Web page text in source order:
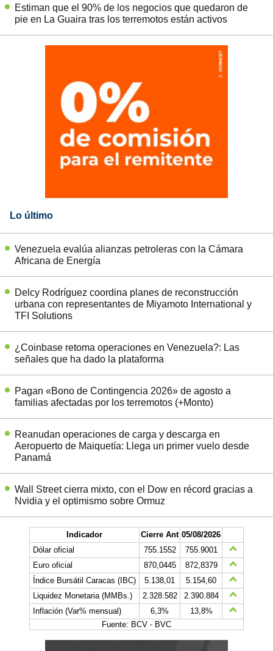
Estiman que el 90% de los negocios que quedaron de
pie en La Guaira tras los terremotos están activos
Lo último
Venezuela evalúa alianzas petroleras con la Cámara
Africana de Energía
Delcy Rodríguez coordina planes de reconstrucción
urbana con representantes de Miyamoto International y
TFI Solutions
¿Coinbase retoma operaciones en Venezuela?: Las
señales que ha dado la plataforma
Pagan «Bono de Contingencia 2026» de agosto a
familias afectadas por los terremotos (+Monto)
Reanudan operaciones de carga y descarga en
Aeropuerto de Maiquetía: Llega un primer vuelo desde
Panamá
Wall Street cierra mixto, con el Dow en récord gracias a
Nvidia y el optimismo sobre Ormuz
Indicador Cierre Ant 05/08/2026
Dólar oficial
755.1552
755.9001
Euro oficial
870,0445
872,8379
Índice Bursátil Caracas (IBC)
5.138,01
5.154,60
Liquidez Monetaria (MMBs.)
2.328.582
2.390.884
Inflación (Var% mensual)
6,3%
13,8%
Fuente: BCV - BVC